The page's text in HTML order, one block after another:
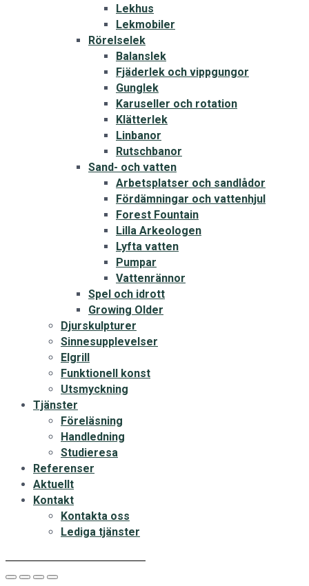
Lekhus
Lekmobiler
Rörelselek
Balanslek
Fjäderlek och vippgungor
Gunglek
Karuseller och rotation
Klätterlek
Linbanor
Rutschbanor
Sand- och vatten
Arbetsplatser och sandlådor
Fördämningar och vattenhjul
Forest Fountain
Lilla Arkeologen
Lyfta vatten
Pumpar
Vattenrännor
Spel och idrott
Growing Older
Djurskulpturer
Sinnesupplevelser
Elgrill
Funktionell konst
Utsmyckning
Tjänster
Föreläsning
Handledning
Studieresa
Referenser
Aktuellt
Kontakt
Kontakta oss
Lediga tjänster